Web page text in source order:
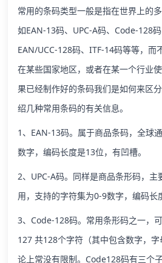
常用的条码类型一般是指在世界上的
如EAN-13码、UPC-A码、Code-128码
EAN/UCC-128码、ITF-14码等等，而
在某些国家地区，或者在某一个行业
果已经制作好的条码我们是如何来区
绍几种常用条码的有关信息。
1、EAN-13码。属于商品条码，全球
数字，编码长度是13位，有凹槽。
2、UPC-A码。同样是商品条形码，
用，支持的字符集为0-9数字，编码长
3、Code-128码。常用条形码之一，
127 共128个字符（其中包含数字，
论上常没有限制。Code128码有三个